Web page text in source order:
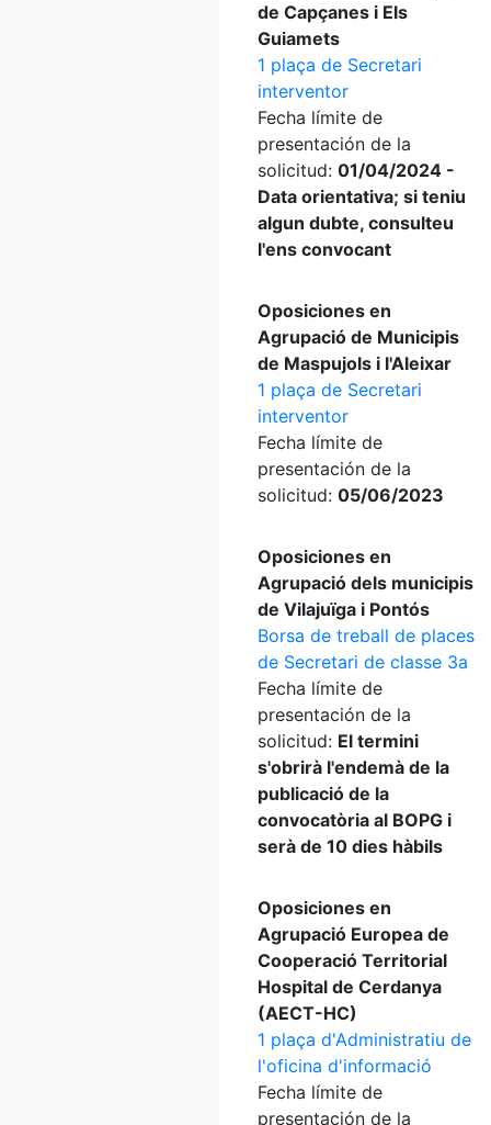
de Capçanes i Els
Guiamets
1 plaça de Secretari
interventor
Fecha límite de
presentación de la
solicitud: 01/04/2024 -
Data orientativa; si teniu
algun dubte, consulteu
l'ens convocant
Oposiciones en
Agrupació de Municipis
de Maspujols i l'Aleixar
1 plaça de Secretari
interventor
Fecha límite de
presentación de la
solicitud: 05/06/2023
Oposiciones en
Agrupació dels municipis
de Vilajuïga i Pontós
Borsa de treball de places
de Secretari de classe 3a
Fecha límite de
presentación de la
solicitud: El termini
s'obrirà l'endemà de la
publicació de la
convocatòria al BOPG i
serà de 10 dies hàbils
Oposiciones en
Agrupació Europea de
Cooperació Territorial
Hospital de Cerdanya
(AECT-HC)
1 plaça d'Administratiu de
l'oficina d'informació
Fecha límite de
presentación de la